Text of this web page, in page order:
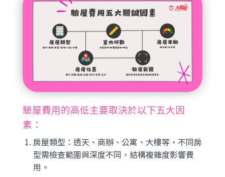
驗屋費用的高低主要取決於以下五大因
素：
房屋類型：透天、商辦、公寓、大樓等，不同房
型需檢查範圍與深度不同，結構複雜度影響費
用。